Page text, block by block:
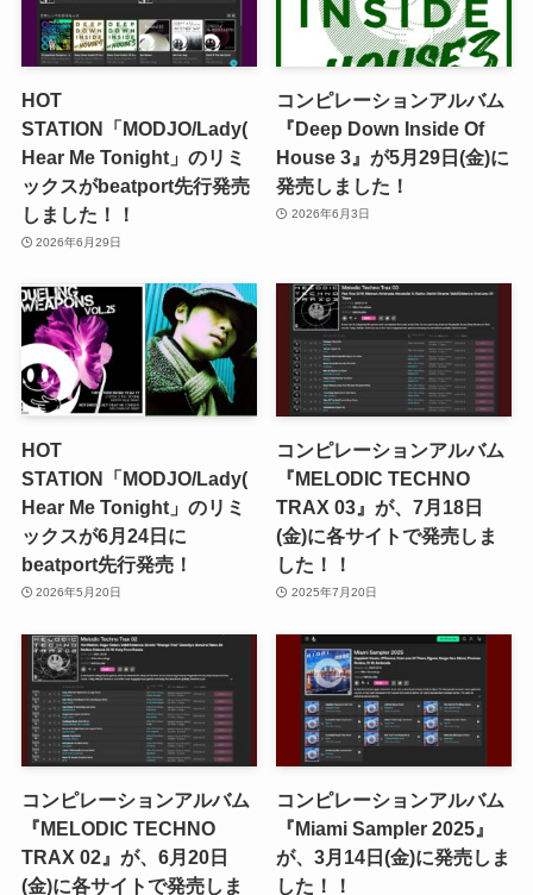
HOT
STATION「MODJO/Lady(
Hear Me Tonight」のリミ
ックスがbeatport先行発売
しました！！
2026年6月29日
コンピレーションアルバム
『Deep Down Inside Of
House 3』が5月29日(金)に
発売しました！
2026年6月3日
HOT
STATION「MODJO/Lady(
Hear Me Tonight」のリミ
ックスが6月24日に
beatport先行発売！
2026年5月20日
コンピレーションアルバム
『MELODIC TECHNO
TRAX 03』が、7月18日
(金)に各サイトで発売しま
した！！
2025年7月20日
コンピレーションアルバム
『MELODIC TECHNO
TRAX 02』が、6月20日
(金)に各サイトで発売しま
コンピレーションアルバム
『Miami Sampler 2025』
が、3月14日(金)に発売しま
した！！